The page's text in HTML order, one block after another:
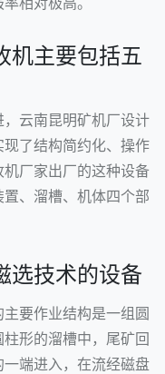
机主要包括五
云南昆明矿机厂设计
了结构简约化、操作
厂家出厂的这种设备
、溜槽、机体四个部
选技术的设备
要作业结构是一组圆
形的溜槽中，尾矿回
端进入，在流经磁盘